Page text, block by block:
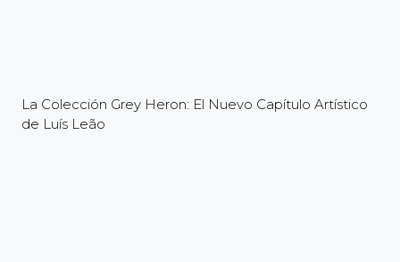
La Colección Grey Heron: El Nuevo Capítulo Artístico
de Luís Leão